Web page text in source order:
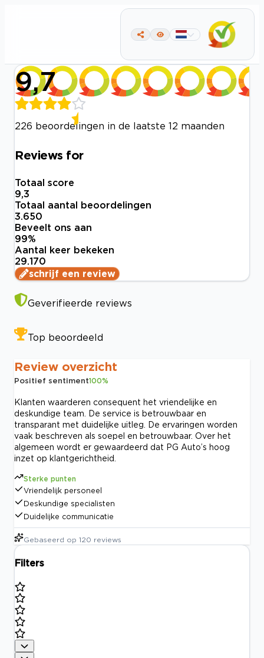
9,7
226 beoordelingen in de laatste 12 maanden
Reviews for
Totaal score
9,3
Totaal aantal beoordelingen
3.650
Beveelt ons aan
99%
Aantal keer bekeken
29.170
schrijf een review
Geverifieerde reviews
Top beoordeeld
Review overzicht
Positief sentiment100%
Klanten waarderen consequent het vriendelijke en
deskundige team. De service is betrouwbaar en
transparant met duidelijke uitleg. De ervaringen worden
vaak beschreven als soepel en betrouwbaar. Over het
algemeen wordt er gewaardeerd dat PG Auto’s hoog
inzet op klantgerichtheid.
Sterke punten
Vriendelijk personeel
Deskundige specialisten
Duidelijke communicatie
Gebaseerd op 120 reviews
Filters